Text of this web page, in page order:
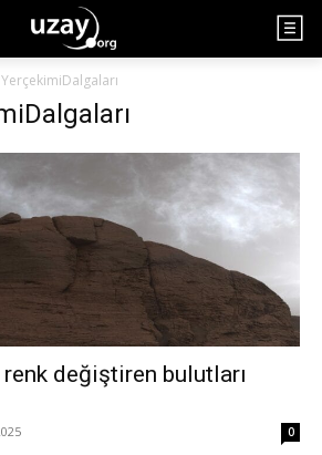
YerçekimiDalgaları
renk değiştiren bulutları
0